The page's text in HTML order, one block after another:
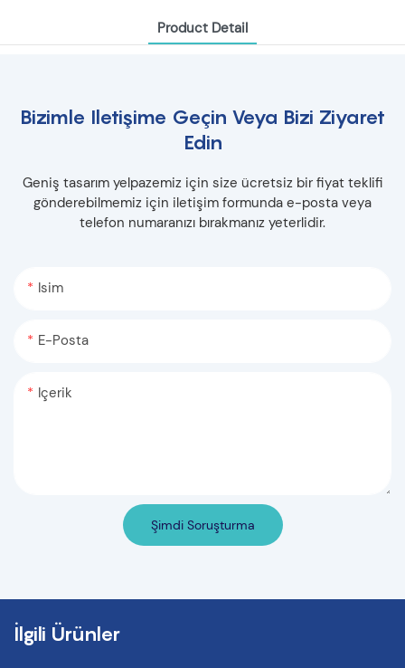
Product Detail
Bizimle Iletişime Geçin Veya Bizi Ziyaret
Edin
Geniş tasarım yelpazemiz için size ücretsiz bir fiyat teklifi
gönderebilmemiz için iletişim formunda e-posta veya
telefon numaranızı bırakmanız yeterlidir.
Isim
E-Posta
Içerik
Şimdi Soruşturma
İlgili Ürünler